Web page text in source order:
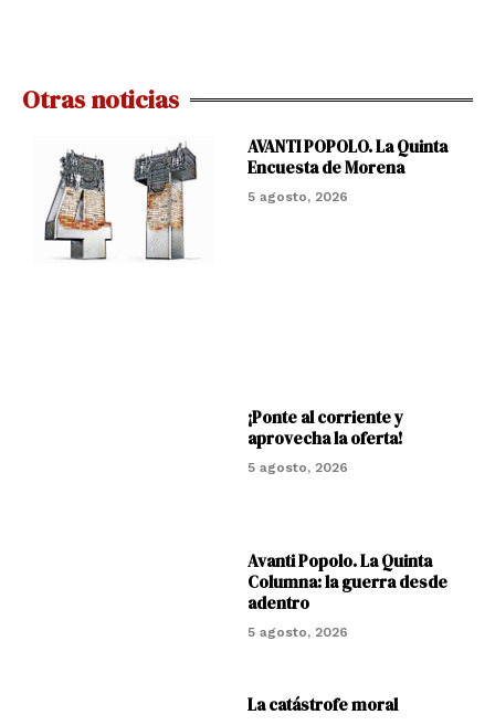
Otras noticias
AVANTI POPOLO. La Quinta
Encuesta de Morena
5 agosto, 2026
¡Ponte al corriente y
aprovecha la oferta!
5 agosto, 2026
Avanti Popolo. La Quinta
Columna: la guerra desde
adentro
5 agosto, 2026
La catástrofe moral